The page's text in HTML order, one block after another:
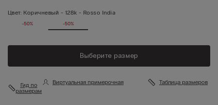
Цвет: Коричневый - 128k - Rosso India
-50% -50%
Выберите размер
Гид по
размерам
Виртуальная примерочная Таблица размеров